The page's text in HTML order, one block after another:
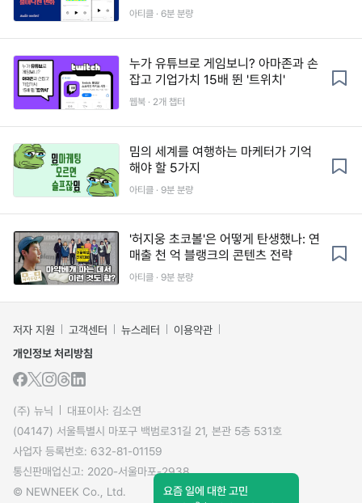
아티클 · 6분 분량
누가 유튜브로 게임보니? 아마존과 손
잡고 기업가치 15배 뛴 '트위치'
웹북 · 2개 챕터
밈의 세계를 여행하는 마케터가 기억
해야 할 5가지
아티클 · 9분 분량
'허지웅 초코볼'은 어떻게 탄생했나: 연
매출 천 억 블랭크의 콘텐츠 전략
아티클 · 9분 분량
저자 지원 고객센터 뉴스레터
이용약관
개인정보 처리방침
(주) 뉴닉
대표이사: 김소연
(04147) 서울특별시 마포구 백범로31길 21, 본관 5층 531호
사업자 등록번호: 632-81-01159
통신판매업신고: 2020-서울마포-2938
© NEWNEEK Co., Ltd.
요즘 일에 대한 고민